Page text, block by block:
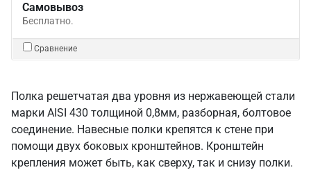
Самовывоз
Бесплатно.
Сравнение
Полка решетчатая два уровня из нержавеющей стали
марки AISI 430 толщиной 0,8мм, разборная, болтовое
соединение. Навесные полки крепятся к стене при
помощи двух боковых кронштейнов. Кронштейн
крепления может быть, как сверху, так и снизу полки.